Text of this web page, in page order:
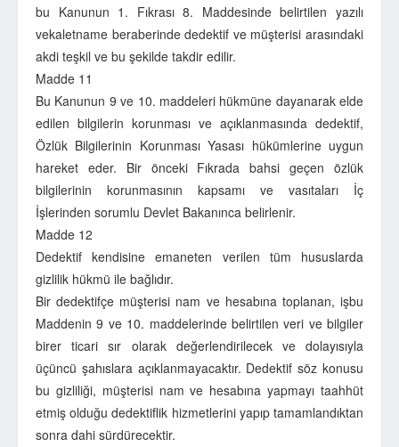
bu Kanunun 1. Fıkrası 8. Maddesinde belirtilen yazılı
vekaletname beraberinde dedektif ve müşterisi arasındaki
akdi teşkil ve bu şekilde takdir edilir.
Madde 11
Bu Kanunun 9 ve 10. maddeleri hükmüne dayanarak elde
edilen bilgilerin korunması ve açıklanmasında dedektif,
Özlük Bilgilerinin Korunması Yasası hükümlerine uygun
hareket eder. Bir önceki Fıkrada bahsi geçen özlük
bilgilerinin korunmasının kapsamı ve vasıtaları İç
İşlerinden sorumlu Devlet Bakanınca belirlenir.
Madde 12
Dedektif kendisine emaneten verilen tüm hususlarda
gizlilik hükmü ile bağlıdır.
Bir dedektifçe müşterisi nam ve hesabına toplanan, işbu
Maddenin 9 ve 10. maddelerinde belirtilen veri ve bilgiler
birer ticari sır olarak değerlendirilecek ve dolayısıyla
üçüncü şahıslara açıklanmayacaktır. Dedektif söz konusu
bu gizliliği, müşterisi nam ve hesabına yapmayı taahhüt
etmiş olduğu dedektiflik hizmetlerini yapıp tamamlandıktan
sonra dahi sürdürecektir.